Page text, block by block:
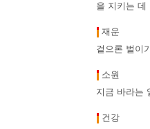
을 지키는 데
재운
겉으론 벌이
소원
지금 바라는
건강